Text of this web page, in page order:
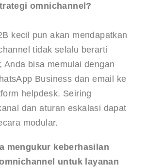
omnichannel?
kecil pun akan mendapatkan
tidak selalu berarti
Anda bisa memulai dengan
Business dan email ke
helpdesk. Seiring
dan aturan eskalasi dapat
modular.
mengukur keberhasilan
untuk layanan